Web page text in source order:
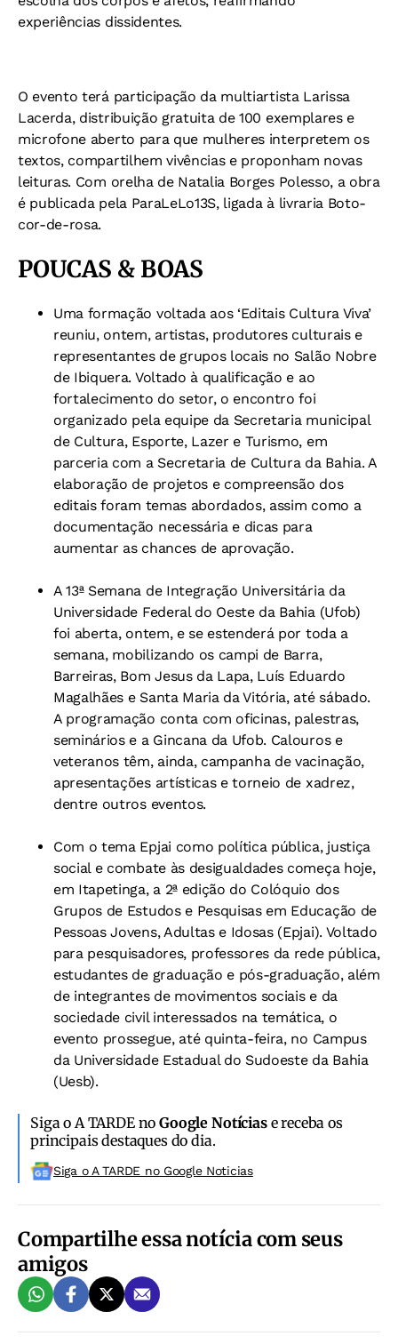
experiências dissidentes.
O evento terá participação da multiartista Larissa
Lacerda, distribuição gratuita de 100 exemplares e
microfone aberto para que mulheres interpretem os
textos, compartilhem vivências e proponham novas
leituras. Com orelha de Natalia Borges Polesso, a obra
é publicada pela ParaLeLo13S, ligada à livraria Boto-
cor-de-rosa.
POUCAS & BOAS
Uma formação voltada aos ‘Editais Cultura Viva’
reuniu, ontem, artistas, produtores culturais e
representantes de grupos locais no Salão Nobre
de Ibiquera. Voltado à qualificação e ao
fortalecimento do setor, o encontro foi
organizado pela equipe da Secretaria municipal
de Cultura, Esporte, Lazer e Turismo, em
parceria com a Secretaria de Cultura da Bahia. A
elaboração de projetos e compreensão dos
editais foram temas abordados, assim como a
documentação necessária e dicas para
aumentar as chances de aprovação.
A 13ª Semana de Integração Universitária da
Universidade Federal do Oeste da Bahia (Ufob)
foi aberta, ontem, e se estenderá por toda a
semana, mobilizando os campi de Barra,
Barreiras, Bom Jesus da Lapa, Luís Eduardo
Magalhães e Santa Maria da Vitória, até sábado.
A programação conta com oficinas, palestras,
seminários e a Gincana da Ufob. Calouros e
veteranos têm, ainda, campanha de vacinação,
apresentações artísticas e torneio de xadrez,
dentre outros eventos.
Com o tema Epjai como política pública, justiça
social e combate às desigualdades começa hoje,
em Itapetinga, a 2ª edição do Colóquio dos
Grupos de Estudos e Pesquisas em Educação de
Pessoas Jovens, Adultas e Idosas (Epjai). Voltado
para pesquisadores, professores da rede pública,
estudantes de graduação e pós-graduação, além
de integrantes de movimentos sociais e da
sociedade civil interessados na temática, o
evento prossegue, até quinta-feira, no Campus
da Universidade Estadual do Sudoeste da Bahia
(Uesb).
Siga o A TARDE noGoogle Notíciase receba os
principais destaques do dia.
Siga o A TARDE no Google Noticias
Compartilhe essa notícia com seus
amigos